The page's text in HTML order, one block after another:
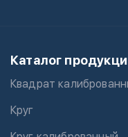
Каталог
Квадрат
Круг